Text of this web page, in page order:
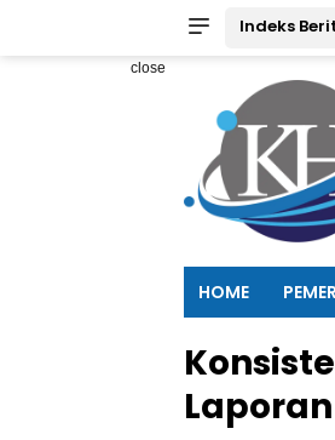
Indeks
close
HOME